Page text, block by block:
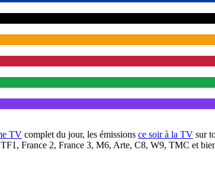
TV complet du jour, les émissions ce soir à la TV sur
France 2, France 3, M6, Arte, C8, W9, TMC et